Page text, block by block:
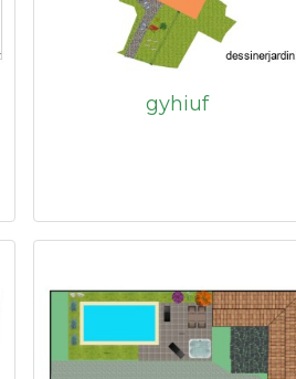
gyhiuf